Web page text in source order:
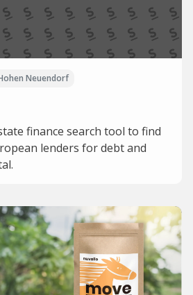
Neuendorf
finance search tool to find
lenders for debt and